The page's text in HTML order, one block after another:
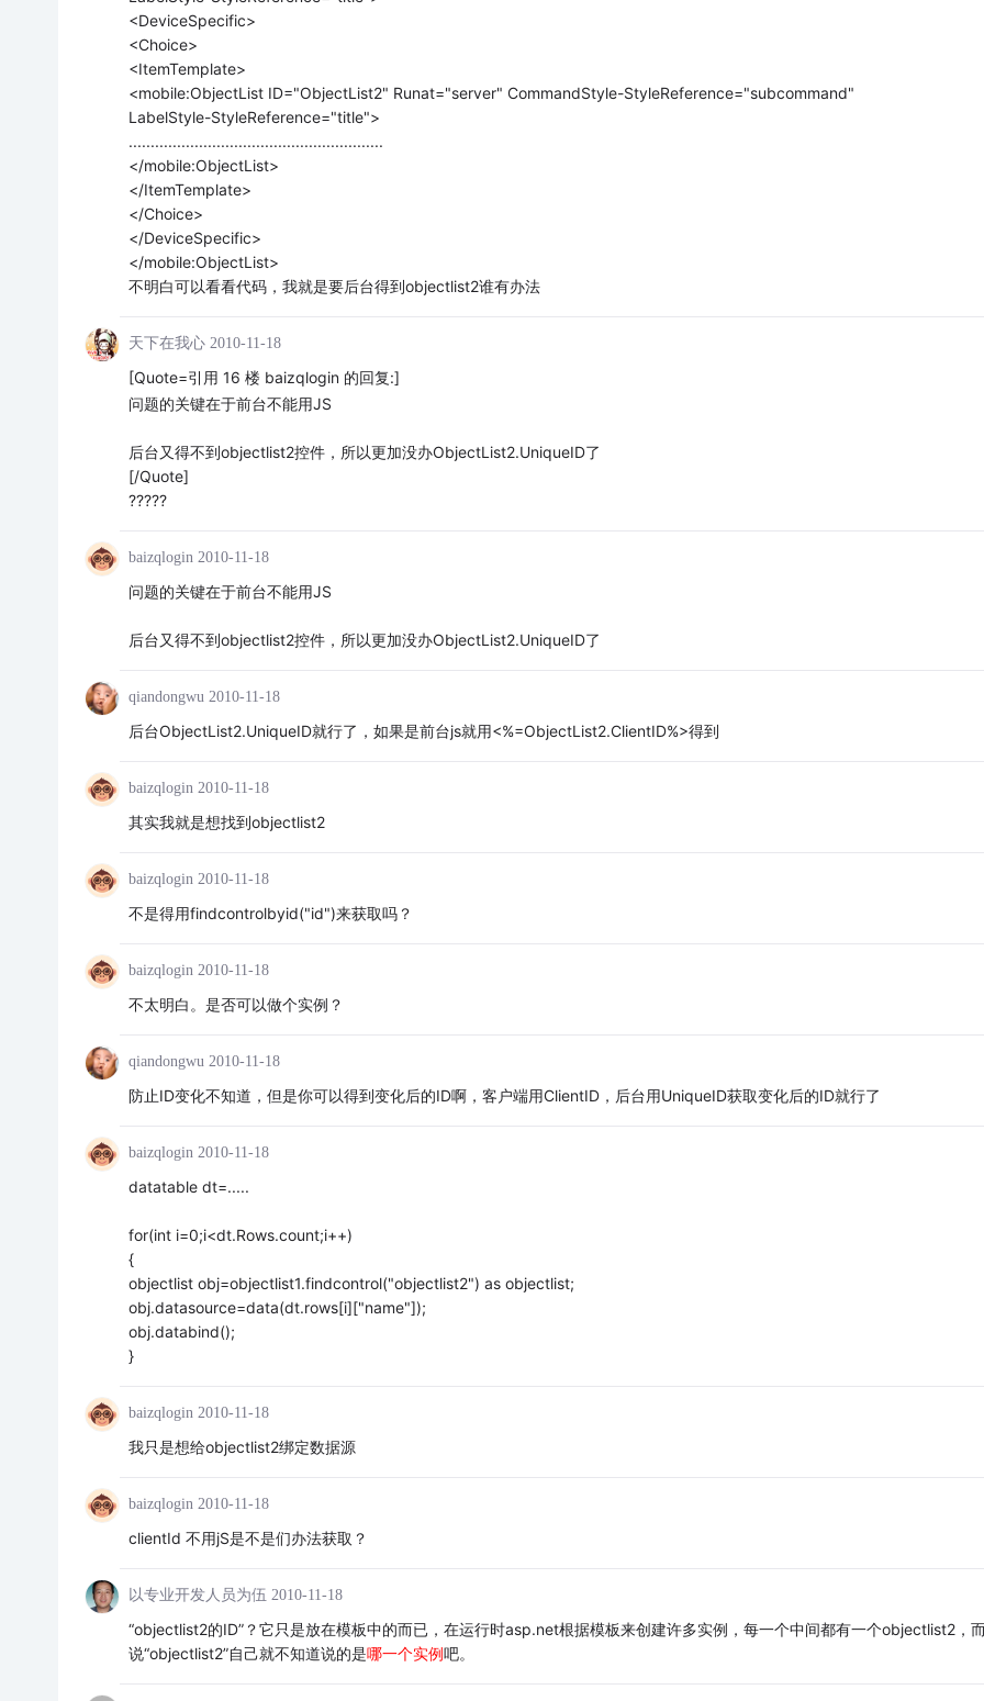
<DeviceSpecific>
<Choice>
<ItemTemplate>
<mobile:ObjectList ID="ObjectList2" Runat="server" CommandStyle-StyleReference="subcommand"
LabelStyle-StyleReference="title">
..........................................................
</mobile:ObjectList>
</ItemTemplate>
</Choice>
</DeviceSpecific>
</mobile:ObjectList>
不明白可以看看代码，我就是要后台得到objectlist2谁有办法
天下在我心 2010-11-18
[Quote=引用 16 楼 baizqlogin 的回复:]
问题的关键在于前台不能用JS
后台又得不到objectlist2控件，所以更加没办ObjectList2.UniqueID了
[/Quote]
?????
baizqlogin 2010-11-18
问题的关键在于前台不能用JS
后台又得不到objectlist2控件，所以更加没办ObjectList2.UniqueID了
qiandongwu 2010-11-18
后台ObjectList2.UniqueID就行了，如果是前台js就用<%=ObjectList2.ClientID%>得到
baizqlogin 2010-11-18
其实我就是想找到objectlist2
baizqlogin 2010-11-18
不是得用findcontrolbyid("id")来获取吗？
baizqlogin 2010-11-18
不太明白。是否可以做个实例？
qiandongwu 2010-11-18
防止ID变化不知道，但是你可以得到变化后的ID啊，客户端用ClientID，后台用UniqueID获取变化后的ID就行了
baizqlogin 2010-11-18
datatable dt=.....
for(int i=0;i<dt.Rows.count;i++)
{
objectlist obj=objectlist1.findcontrol("objectlist2") as objectlist;
obj.datasource=data(dt.rows[i]["name"]);
obj.databind();
}
baizqlogin 2010-11-18
我只是想给objectlist2绑定数据源
baizqlogin 2010-11-18
clientId 不用jS是不是们办法获取？
以专业开发人员为伍 2010-11-18
“objectlist2的ID”？它只是放在模板中的而已，在运行时asp.net根据模板来创建许多实例，每一个中间都有一个objectlist2，
说“objectlist2”自己就不知道说的是哪一个实例吧。